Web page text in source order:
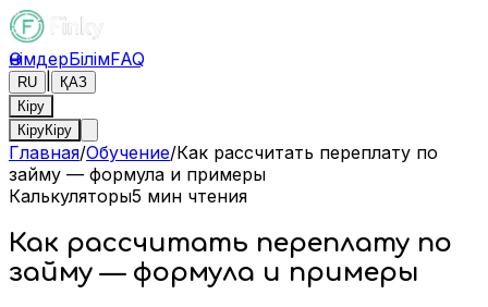
ӨнімдерБілімFAQ
RU
ҚАЗ
Кіру
КіруКіру
Главная/Обучение/Как рассчитать переплату по
займу — формула и примеры
Калькуляторы5 мин чтения
Как рассчитать переплату по
займу — формула и примеры